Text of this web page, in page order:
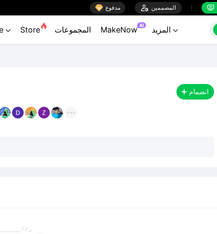
 مدفوع  المصممين 
 Store المجموعات MakeNow AI

انضمام